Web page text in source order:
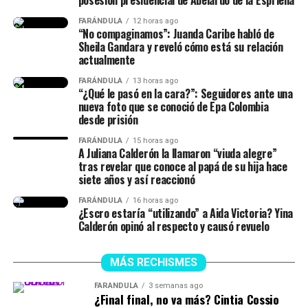
separados y cantidad de cosas
(…) No diré nada hasta que él
quiera hablar del tema”,
señaló.
Finalmente, la chica dejó en evidencia que durante ese
lapso de tiempo no siempre estuvieron juntos, y
tuvieron idas y venidas.
@juliethpaolaberdu7 #LIVEIncentiveProgram
#SideHustleLIVE #PaidPartnership
#julianacalderon ♬ sonido original – Julieth
FARÁNDULA 12 horas ago
“No compaginamos”: Juanda Caribe habló de
Sheila Gandara y reveló cómo está su relación
actualmente
FARÁNDULA 13 horas ago
“¿Qué le pasó en la cara?”: Seguidores ante una
nueva foto que se conoció de Epa Colombia
desde prisión
FARÁNDULA 15 horas ago
A Juliana Calderón la llamaron “viuda alegre”
tras revelar que conoce al papá de su hija hace
siete años y así reaccionó
FARÁNDULA 16 horas ago
¿Escro estaría “utilizando” a Aida Victoria? Yina
Calderón opinó al respecto y causó revuelo
MÁS RECHISMES
FARÁNDULA 3 semanas ago
¿Final final, no va más? Cintia Cossio